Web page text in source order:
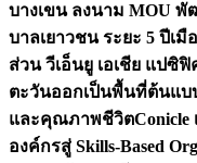
บางเขน ลงนาม MOU
บาลเยาวชน ระยะ 5 ปีเมื
ส่วน วีเอ็นยู เอเชีย แปซิ
ตะวันออกเป็นพื้นที่ต้นแบ
และคุณภาพชีวิตConicle
องค์กรสู่ Skills-Based